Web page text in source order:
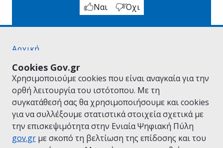
Cookies Gov.gr
Χρησιμοποιούμε cookies που είναι αναγκαία για την
ορθή λειτουργία του ιστότοπου. Με τη
συγκατάθεσή σας θα χρησιμοποιήσουμε και cookies
για να συλλέξουμε στατιστικά στοιχεία σχετικά με
την επισκεψιμότητα στην Ενιαία Ψηφιακή Πύλη
gov.gr με σκοπό τη βελτίωση της επίδοσης και του
Ναι
Όχι
Αρχική
Όροι Χρήσης
Πολιτική Απορρήτου
Δήλωση προσβασιμότητας
Πολιτική cookies
Προτάσεις για το gov.gr
Υλοποίηση από το Υπουργείο Ψηφιακής
Διακυβέρνησης